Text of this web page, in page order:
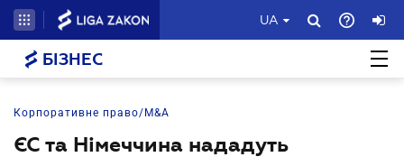
UA
БІЗНЕС
Корпоративне право/M&A
ЄС та Німеччина нададуть